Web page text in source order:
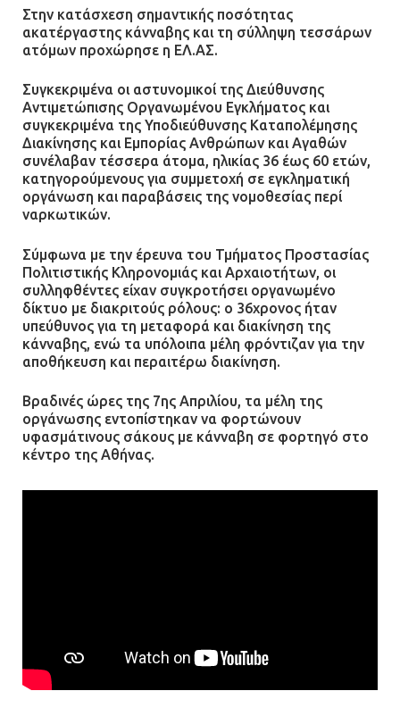
τραυματίας και κυκλοφοριακό χάος
21.07.2026 | 13:12
Βριλήσσια: Αυτοκίνητο έσπασε
τζαμαρία και μπήκε μέσα σε μαγαζί
13.07.2026 | 21:32
Η Οινόη αποκτά μια νέα, σύγχρονη
13.07.2026 | 21:21
Τηλεφωνικές απάτες με λεία
130.000 ευρώ στην Αττική
13.07.2026 | 20:44
Ασπρόπυργος: Πέθανε ένας από
τους σοβαρά εγκαυματίες της
Ένα πουλί «υπεύθυνο» για την
Στην κατάσχεση σημαντικής ποσότητας
ακατέργαστης κάνναβης και τη σύλληψη τεσσάρων
ατόμων προχώρησε η ΕΛ.ΑΣ.
Συγκεκριμένα οι αστυνομικοί της Διεύθυνσης
Αντιμετώπισης Οργανωμένου Εγκλήματος και
συγκεκριμένα της Υποδιεύθυνσης Καταπολέμησης
Διακίνησης και Εμπορίας Ανθρώπων και Αγαθών
συνέλαβαν τέσσερα άτομα, ηλικίας 36 έως 60 ετών,
κατηγορούμενους για συμμετοχή σε εγκληματική
οργάνωση και παραβάσεις της νομοθεσίας περί
ναρκωτικών.
Σύμφωνα με την έρευνα του Τμήματος Προστασίας
Πολιτιστικής Κληρονομιάς και Αρχαιοτήτων, οι
συλληφθέντες είχαν συγκροτήσει οργανωμένο
δίκτυο με διακριτούς ρόλους: ο 36χρονος ήταν
υπεύθυνος για τη μεταφορά και διακίνηση της
κάνναβης, ενώ τα υπόλοιπα μέλη φρόντιζαν για την
αποθήκευση και περαιτέρω διακίνηση.
Βραδινές ώρες της 7ης Απριλίου, τα μέλη της
οργάνωσης εντοπίστηκαν να φορτώνουν
υφασμάτινους σάκους με κάνναβη σε φορτηγό στο
κέντρο της Αθήνας.